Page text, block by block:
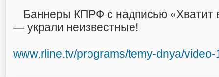
Баннеры КПРФ с надписью «Хватит
— украли неизвестные!
www.rline.tv/programs/temy-dnya/video-